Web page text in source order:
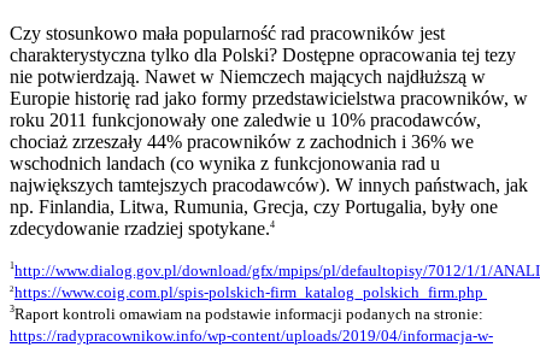
Czy stosunkowo mała popularność rad pracowników jest
charakterystyczna tylko dla Polski? Dostępne opracowania tej tezy
nie potwierdzają. Nawet w Niemczech mających najdłuższą w
Europie historię rad jako formy przedstawicielstwa pracowników, w
roku 2011 funkcjonowały one zaledwie u 10% pracodawców,
chociaż zrzeszały 44% pracowników z zachodnich i 36% we
wschodnich landach (co wynika z funkcjonowania rad u
największych tamtejszych pracodawców). W innych państwach, jak
np. Finlandia, Litwa, Rumunia, Grecja, czy Portugalia, były one
zdecydowanie rzadziej spotykane.4
1http://www.dialog.gov.pl/download/gfx/mpips/pl/defaultopisy/7012/1/1/
2https://www.coig.com.pl/spis-polskich-firm_katalog_polskich_firm.php
3Raport kontroli omawiam na podstawie informacji podanych na stronie:
https://radypracownikow.info/wp-content/uploads/2019/04/informacja-w-